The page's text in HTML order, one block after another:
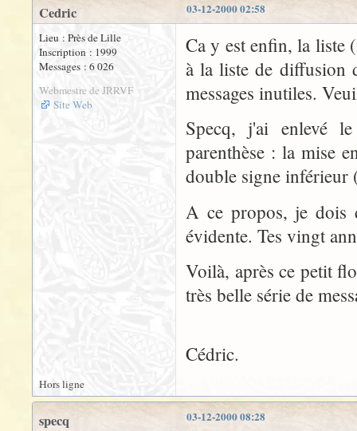
03-12-2000 02:58
Cedric
Lieu : Près de Lille
Inscription : 1999
Messages : 6 026
Webmestre de JRRVF
Site Web
Ca y est enfin, la liste
à la liste de diffusion
messages inutiles.
Specq, j'ai enlevé
parenthèse : la mise
double signe
A ce propos, je
évidente. Tes vingt
Voilà, après ce petit
très belle série de
Cédric.
Hors ligne
03-12-2000 08:28
specq